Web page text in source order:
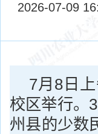
2026-07-09
7月8日
校区举行。
州县的少数